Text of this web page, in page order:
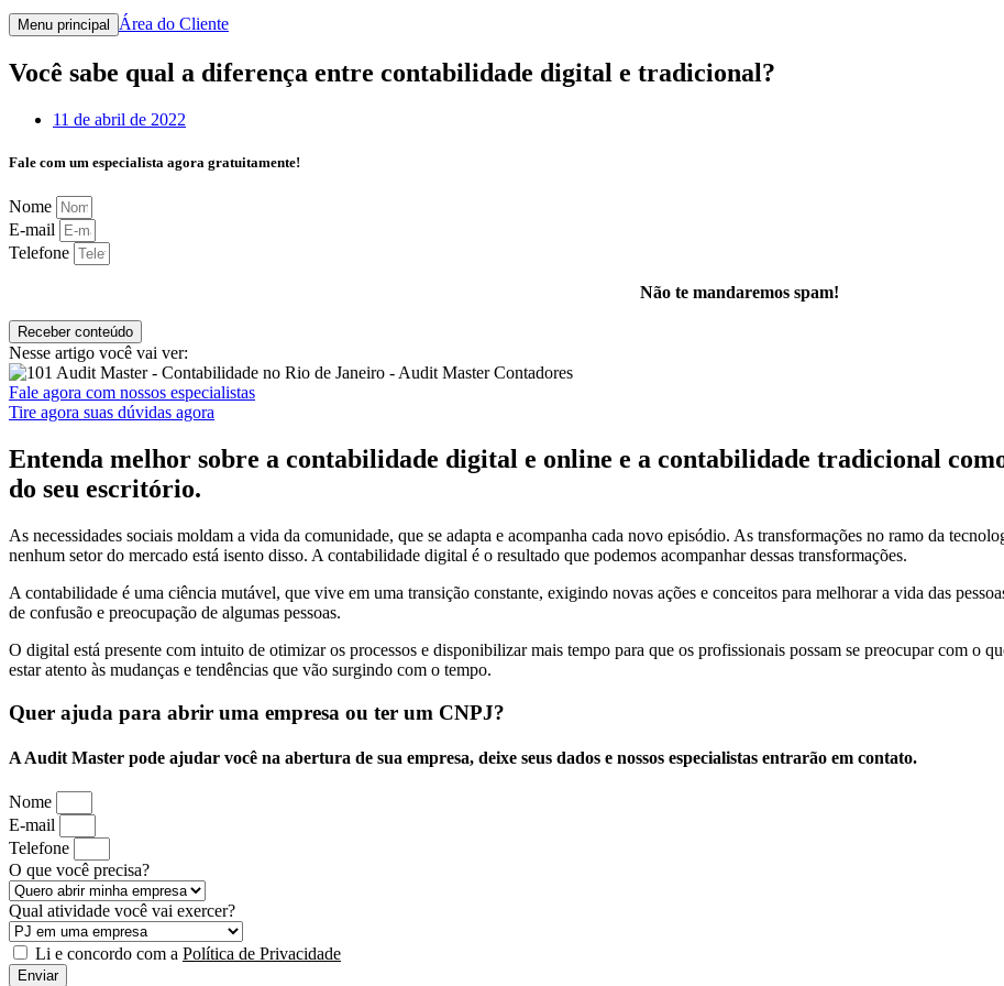
Menu principal Área do Cliente
Você sabe qual a diferença entre contabilidade digital e tradicional?
11 de abril de 2022
Fale com um especialista agora gratuitamente!
Nome
E-mail
Telefone
Não te mandaremos spam!
Receber conteúdo
Nesse artigo você vai ver:
Fale agora com nossos especialistas
Tire agora suas dúvidas agora
Entenda melhor sobre a contabilidade digital e online e a contabilidade tradicional
do seu escritório.
As necessidades sociais moldam a vida da comunidade, que se adapta e acompanha cada novo episódio. As transformações no ramo da
nenhum setor do mercado está isento disso. A contabilidade digital é o resultado que podemos acompanhar dessas transformações.
A contabilidade é uma ciência mutável, que vive em uma transição constante, exigindo novas ações e conceitos para melhorar a vida das
de confusão e preocupação de algumas pessoas.
O digital está presente com intuito de otimizar os processos e disponibilizar mais tempo para que os profissionais possam se preocupar com o
estar atento às mudanças e tendências que vão surgindo com o tempo.
Quer ajuda para abrir uma empresa ou ter um CNPJ?
A Audit Master pode ajudar você na abertura de sua empresa, deixe seus dados e nossos especialistas entrarão em contato.
Nome
E-mail
Telefone
O que você precisa?
Qual atividade você vai exercer?
Li e concordo com a Política de Privacidade
Enviar